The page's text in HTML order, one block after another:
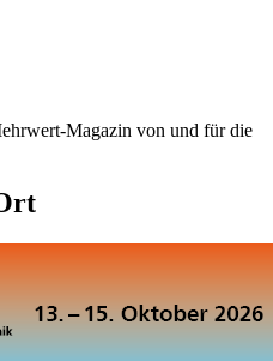
Magazin von und für die